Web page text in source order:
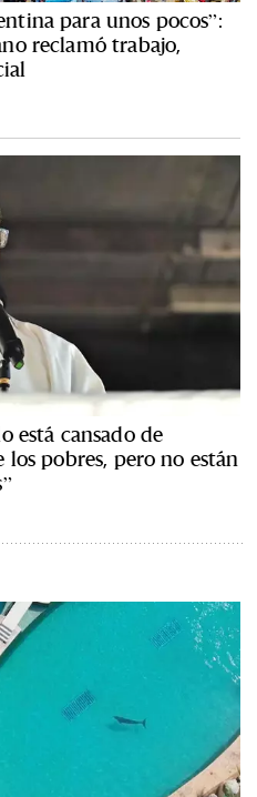
para unos pocos”:
reclamó trabajo,
está cansado de
pobres, pero no están